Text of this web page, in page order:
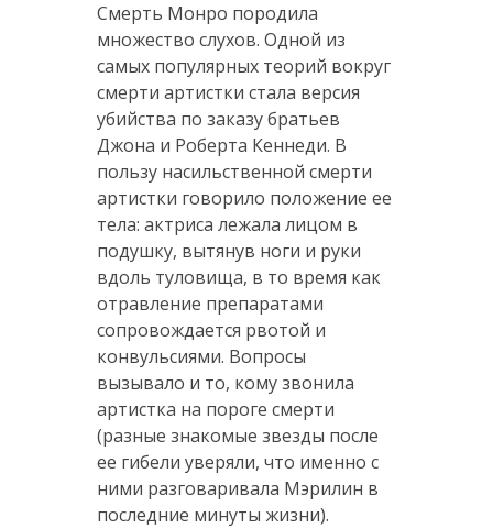
Смерть Монро породила
множество слухов. Одной из
самых популярных теорий вокруг
смерти артистки стала версия
убийства по заказу братьев
Джона и Роберта Кеннеди. В
пользу насильственной смерти
артистки говорило положение ее
тела: актриса лежала лицом в
подушку, вытянув ноги и руки
вдоль туловища, в то время как
отравление препаратами
сопровождается рвотой и
конвульсиями. Вопросы
вызывало и то, кому звонила
артистка на пороге смерти
(разные знакомые звезды после
ее гибели уверяли, что именно с
ними разговаривала Мэрилин в
последние минуты жизни).